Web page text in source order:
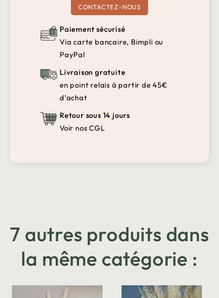
CONTACTEZ-NOUS
Paiement sécurisé
Via carte bancaire, Bimpli ou
PayPal
Livraison gratuite
en point relais à partir de 45€
d’achat
Retour sous 14 jours
Voir nos CGL
7 autres produits dans
la même catégorie :